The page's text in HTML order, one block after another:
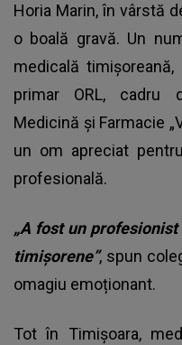
Horia Marin, în vârstă
o boală gravă. Un
medicală
primar ORL, cadru
Medicină și Farmacie
un om apreciat
profesională.
„A fost un
timișorene”, spun
omagiu emoționant.
Tot în Timișoara,